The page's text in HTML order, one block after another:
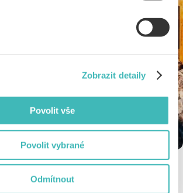
Zobrazit detaily
Povolit vše
Povolit vybrané
Odmítnout
Knížecí cesta – Šumava
se vyznačuje pohádkovým